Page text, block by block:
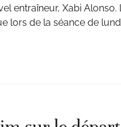
entraîneur, Xabi Alonso.
lors de la séance de